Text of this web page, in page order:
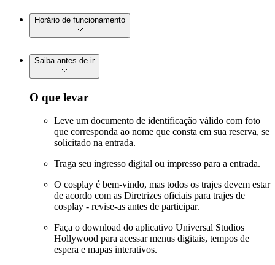
Horário de funcionamento
Saiba antes de ir
O que levar
Leve um documento de identificação válido com foto
que corresponda ao nome que consta em sua reserva, se
solicitado na entrada.
Traga seu ingresso digital ou impresso para a entrada.
O cosplay é bem-vindo, mas todos os trajes devem estar
de acordo com as Diretrizes oficiais para trajes de
cosplay - revise-as antes de participar.
Faça o download do aplicativo Universal Studios
Hollywood para acessar menus digitais, tempos de
espera e mapas interativos.